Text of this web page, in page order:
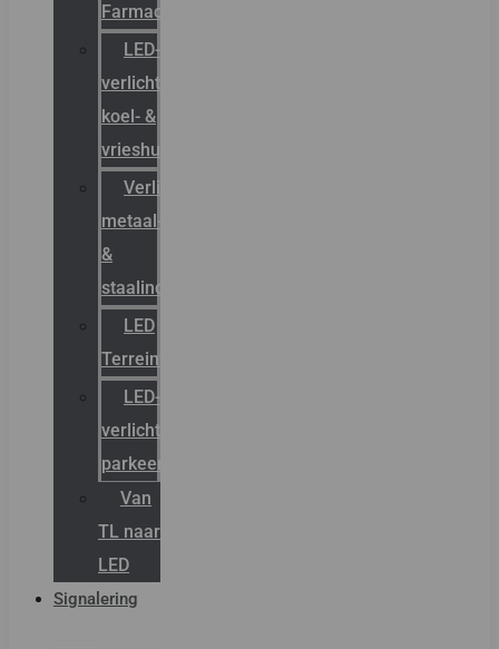
Farmacie
LED-
verlichting
koel- &
vrieshuizen
Verlichting
metaal-
&
staalindustrie
LED
Terreinverlichting
LED-
verlichting
parkeergarage
Van
TL naar
LED
Signalering